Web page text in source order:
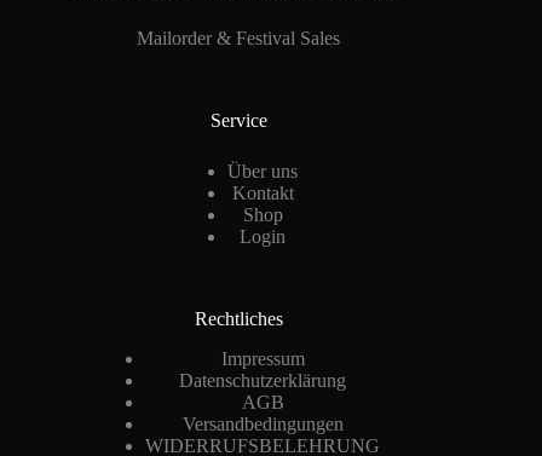
Mailorder & Festival Sales
Service
Über uns
Kontakt
Shop
Login
Rechtliches
Impressum
Datenschutzerklärung
AGB
Versandbedingungen
WIDERRUFSBELEHRUNG